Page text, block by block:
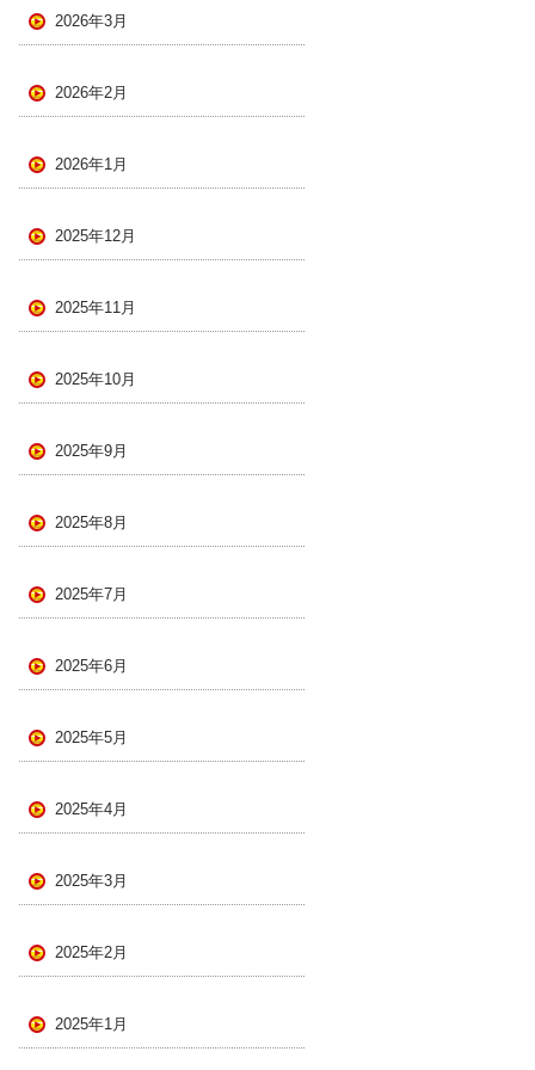
2026年3月
2026年2月
2026年1月
2025年12月
2025年11月
2025年10月
2025年9月
2025年8月
2025年7月
2025年6月
2025年5月
2025年4月
2025年3月
2025年2月
2025年1月